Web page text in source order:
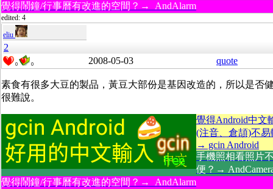
覺得鬧鐘/行事曆有改進的空間？→ AndAlarm
edited: 4
eliu
2
0 0 2008-05-03 quote
素食有很多大豆的製品，黃豆大部份是基因改造的，所以是否
很難說。
覺得Android中文
(注音、倉頡)不易
→ gcin Android
手機照相看照片
便？→
覺得鬧鐘/行事曆有改進的空間？→ AndAlarm